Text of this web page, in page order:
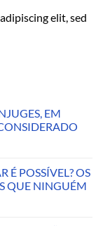
elit, sed
EM
É POSSÍVEL? OS
QUE NINGUÉM